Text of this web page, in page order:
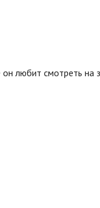
любит смотреть на